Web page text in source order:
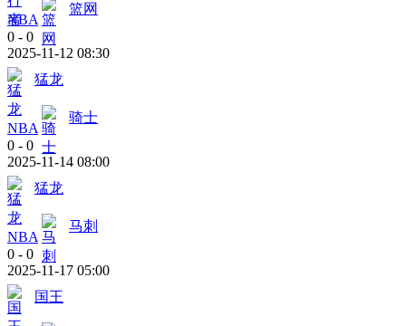
NBA
篮网
0 - 0
2025-11-12 08:30
猛龙
NBA
骑士
0 - 0
2025-11-14 08:00
猛龙
NBA
马刺
0 - 0
2025-11-17 05:00
国王